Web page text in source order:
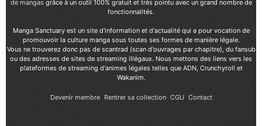
de mangasgrâce à un outil 100% gratuit et très pointu avec un grand nombre de
fonctionnalités.
Manga Sanctuary est un site d'information et d'actualité qui a pour vocation de
promouvoir la culture manga sous toutes ses formes de manière légale.
Vous ne trouverez donc pas de scantrad (scan d'ouvrages par chapitre), du fansub
ou des adresses de sites de streaming illégaux. Nous mettons des liens vers les
plateformes de streaming d'animes légales telles que ADN, Crunchyroll et
Wakanim.
Devenir membre Rentrer sa collection CGU Contact